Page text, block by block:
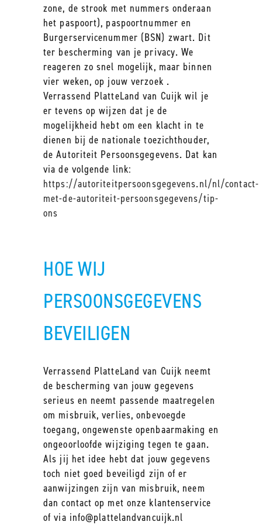
zone, de strook met nummers onderaan
het paspoort), paspoortnummer en
Burgerservicenummer (BSN) zwart. Dit
ter bescherming van je privacy. We
reageren zo snel mogelijk, maar binnen
vier weken, op jouw verzoek .
Verrassend PlatteLand van Cuijk wil je
er tevens op wijzen dat je de
mogelijkheid hebt om een klacht in te
dienen bij de nationale toezichthouder,
de Autoriteit Persoonsgegevens. Dat kan
via de volgende link:
https://autoriteitpersoonsgegevens.nl/nl/contact-
met-de-autoriteit-persoonsgegevens/tip-
ons
HOE WIJ
PERSOONSGEGEVENS
BEVEILIGEN
Verrassend PlatteLand van Cuijk neemt
de bescherming van jouw gegevens
serieus en neemt passende maatregelen
om misbruik, verlies, onbevoegde
toegang, ongewenste openbaarmaking en
ongeoorloofde wijziging tegen te gaan.
Als jij het idee hebt dat jouw gegevens
toch niet goed beveiligd zijn of er
aanwijzingen zijn van misbruik, neem
dan contact op met onze klantenservice
of via info@plattelandvancuijk.nl